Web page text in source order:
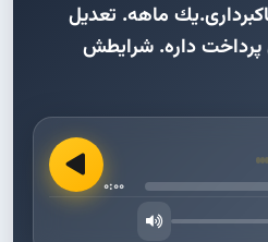
ماهه. تعدیل
پیش پرداخت داره. شرایطش
0:00